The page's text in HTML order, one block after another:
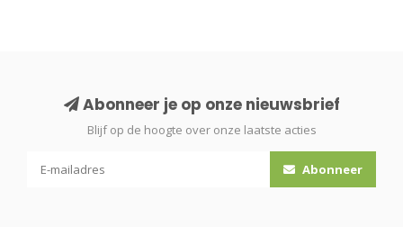
Abonneer je op onze nieuwsbrief
Blijf op de hoogte over onze laatste acties
Abonneer